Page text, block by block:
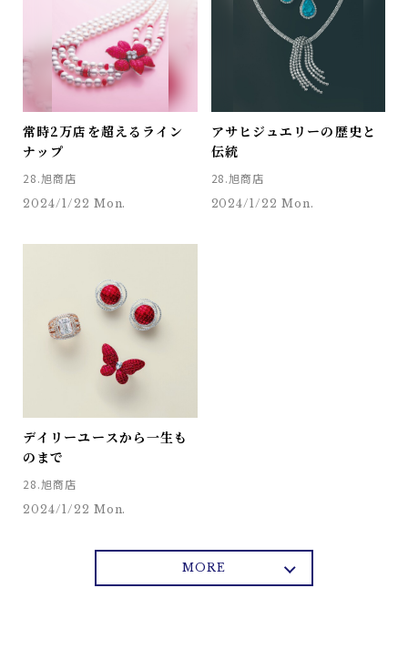
常時2万店を超えるライン
ナップ
28.旭商店
2024/1/22 Mon.
アサヒジュエリーの歴史と
伝統
28.旭商店
2024/1/22 Mon.
デイリーユースから一生も
のまで
28.旭商店
2024/1/22 Mon.
MORE